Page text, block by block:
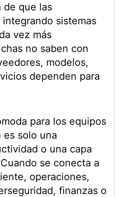
de que las
sistemas
vez más
no saben con
modelos,
dependen para
para los equipos
es solo una
o una capa
se conecta a
operaciones,
finanzas o